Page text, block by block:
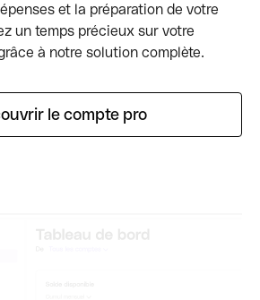
et la préparation de votre
un temps précieux sur votre
à notre solution complète.
le compte pro